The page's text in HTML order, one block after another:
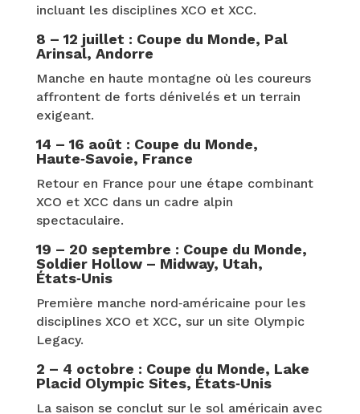
incluant les disciplines XCO et XCC.
8 – 12 juillet : Coupe du Monde, Pal
Arinsal, Andorre
Manche en haute montagne où les coureurs
affrontent de forts dénivelés et un terrain
exigeant.
14 – 16 août : Coupe du Monde,
Haute‑Savoie, France
Retour en France pour une étape combinant
XCO et XCC dans un cadre alpin
spectaculaire.
19 – 20 septembre : Coupe du Monde,
Soldier Hollow – Midway, Utah,
États‑Unis
Première manche nord‑américaine pour les
disciplines XCO et XCC, sur un site Olympic
Legacy.
2 – 4 octobre : Coupe du Monde, Lake
Placid Olympic Sites, États‑Unis
La saison se conclut sur le sol américain avec